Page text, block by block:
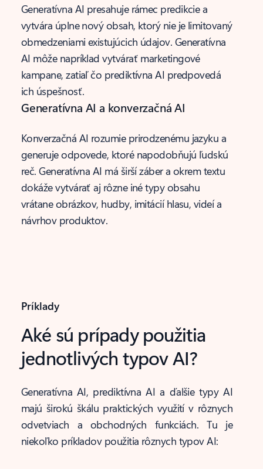
Generatívna AI presahuje rámec predikcie a
vytvára úplne nový obsah, ktorý nie je limitovaný
obmedzeniami existujúcich údajov. Generatívna
AI môže napríklad vytvárať marketingové
kampane, zatiaľ čo prediktívna AI predpovedá
ich úspešnosť.
Generatívna AI a konverzačná AI
Konverzačná AI rozumie prirodzenému jazyku a
generuje odpovede, ktoré napodobňujú ľudskú
reč. Generatívna AI má širší záber a okrem textu
dokáže vytvárať aj rôzne iné typy obsahu
vrátane obrázkov, hudby, imitácií hlasu, videí a
návrhov produktov.
Príklady
Aké sú prípady použitia
jednotlivých typov AI?
Generatívna AI, prediktívna AI a ďalšie typy AI
majú širokú škálu praktických využití v rôznych
odvetviach a obchodných funkciách. Tu je
niekoľko príkladov použitia rôznych typov AI: